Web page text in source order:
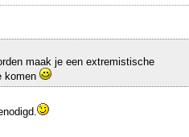
maak je een extremistische
komen